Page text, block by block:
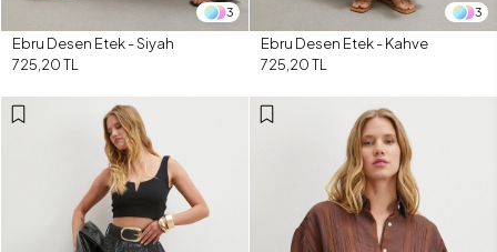
3
Ebru Desen Etek - Siyah
725,20 TL
3
Ebru Desen Etek - Kahve
725,20 TL